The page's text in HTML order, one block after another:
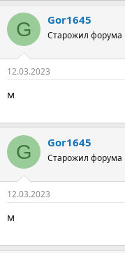
G Gor1645
Старожил форума
12.03.2023
м
G Gor1645
Старожил форума
12.03.2023
м